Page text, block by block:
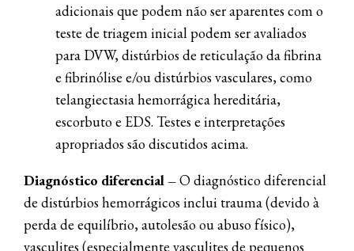
adicionais que podem não ser aparentes com o
teste de triagem inicial podem ser avaliados
para DVW, distúrbios de reticulação da fibrina
e fibrinólise e/ou distúrbios vasculares, como
telangiectasia hemorrágica hereditária,
escorbuto e EDS. Testes e interpretações
apropriados são discutidos acima.
Diagnóstico diferencial–O diagnóstico diferencial
de distúrbios hemorrágicos inclui trauma (devido à
perda de equilíbrio, autolesão ou abuso físico),
vasculites (especialmente vasculites de pequenos